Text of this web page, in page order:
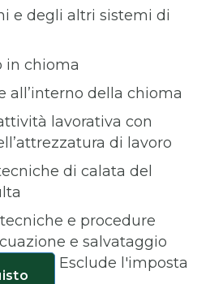
e degli altri sistemi di
in chioma
all’interno della chioma
lavorativa con
di lavoro
di calata del
e procedure
e salvataggio
Esclude l'imposta